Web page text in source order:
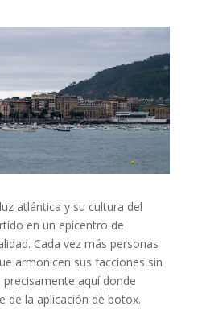
atlántica y su cultura del
en un epicentro de
Cada vez más personas
armonicen sus facciones sin
aquí donde
de la aplicación de botox.